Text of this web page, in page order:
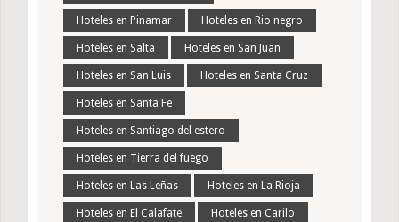
Hoteles en Pinamar Hoteles en Rio negro
Hoteles en Salta Hoteles en San Juan
Hoteles en San Luis Hoteles en Santa Cruz
Hoteles en Santa Fe
Hoteles en Santiago del estero
Hoteles en Tierra del fuego
Hoteles en Las Leñas Hoteles en La Rioja
Hoteles en El Calafate Hoteles en Carilo